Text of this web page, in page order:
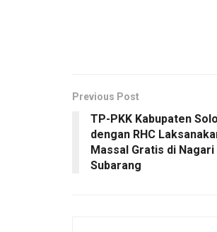
Previous Post
TP-PKK Kabupaten
dengan RHC
Massal Gratis di
Subarang